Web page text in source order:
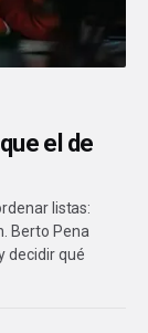
el de
listas:
Berto Pena
decidir qué